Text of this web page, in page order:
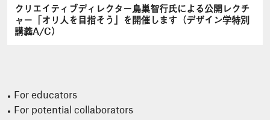
クリエイティブディレクター鳥巣智行氏による公開レクチ
ャー「オリ人を目指そう」を開催します（デザイン学特別
講義A/C）
For educators
For potential collaborators